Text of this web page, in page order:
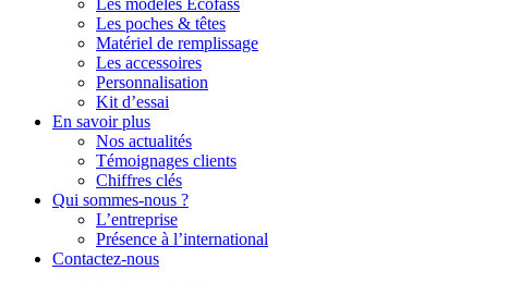
Les modèles Ecofass
Les poches & têtes
Matériel de remplissage
Les accessoires
Personnalisation
Kit d’essai
En savoir plus
Nos actualités
Témoignages clients
Chiffres clés
Qui sommes-nous ?
L’entreprise
Présence à l’international
Contactez-nous